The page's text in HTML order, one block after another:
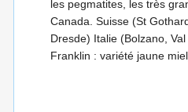
les pegmatites, les très
Canada. Suisse (St
Dresde) Italie (Bolzano,
Franklin : variété jaune